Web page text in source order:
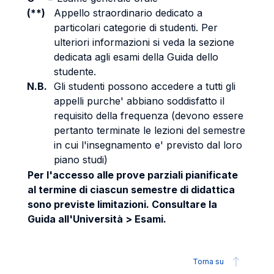
(**)
Appello straordinario dedicato a
particolari categorie di studenti. Per
ulteriori informazioni si veda la sezione
dedicata agli esami della Guida dello
studente.
N.B. Gli studenti possono accedere a tutti gli
appelli purche' abbiano soddisfatto il
requisito della frequenza (devono essere
pertanto terminate le lezioni del semestre
in cui l'insegnamento e' previsto dal loro
piano studi)
Per l'accesso alle prove parziali pianificate
al termine di ciascun semestre di didattica
sono previste limitazioni. Consultare la
Guida all'Università > Esami.
Torna su